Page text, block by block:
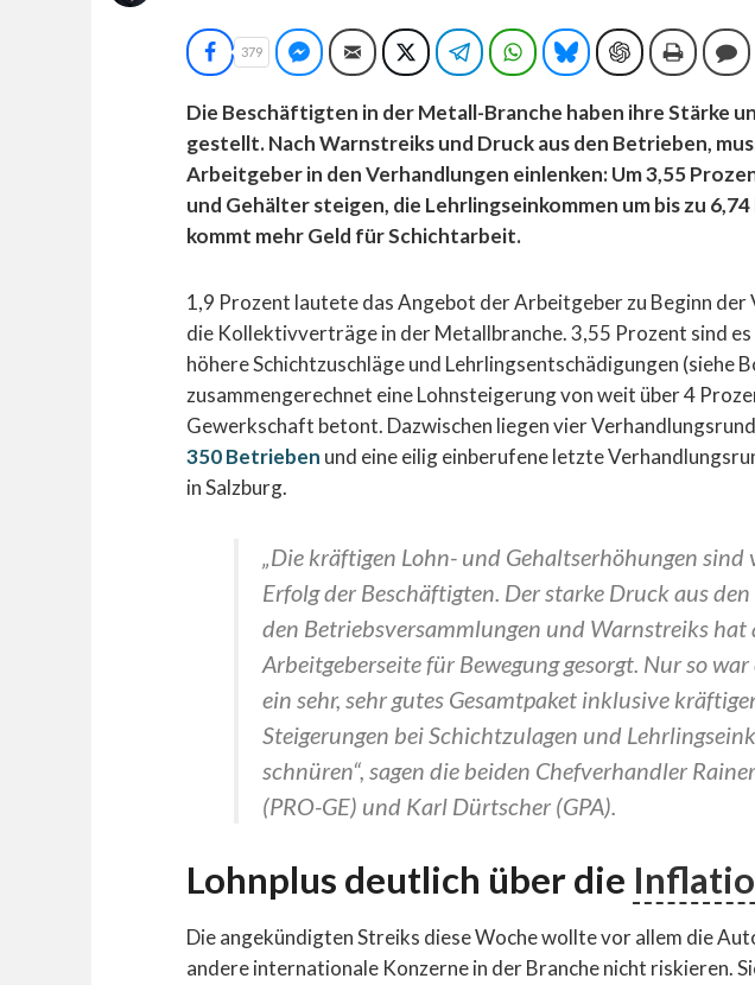
Facebook
379 Facebook Messenger
E-Mail TwitterTelegramWhatsAppBlueskyChatGPTDrucken
Die Beschäftigten in der Metall-Branche haben ihre Stärke
gestellt. Nach Warnstreiks und Druck aus den Betrieben,
Arbeitgeber in den Verhandlungen einlenken: Um 3,55
und Gehälter steigen, die Lehrlingseinkommen um bis zu
kommt mehr Geld für Schichtarbeit.
1,9 Prozent lautete das Angebot der Arbeitgeber zu Beginn der
die Kollektivverträge in der Metallbranche. 3,55 Prozent sind
höhere Schichtzuschläge und Lehrlingsentschädigungen (siehe
zusammengerechnet eine Lohnsteigerung von weit über 4
Gewerkschaft betont. Dazwischen liegen vier
350 Betrieben und eine eilig einberufene letzte
in Salzburg.
„Die kräftigen Lohn- und Gehaltserhöhungen sind
Erfolg der Beschäftigten. Der starke Druck aus
den Betriebsversammlungen und Warnstreiks hat
Arbeitgeberseite für Bewegung gesorgt. Nur so war
ein sehr, sehr gutes Gesamtpaket inklusive
Steigerungen bei Schichtzulagen und
schnüren“, sagen die beiden Chefverhandler
(PRO-GE) und Karl Dürtscher (GPA).
Lohnplus deutlich über die
Die angekündigten Streiks diese Woche wollte vor allem die
andere internationale Konzerne in der Branche nicht riskieren.